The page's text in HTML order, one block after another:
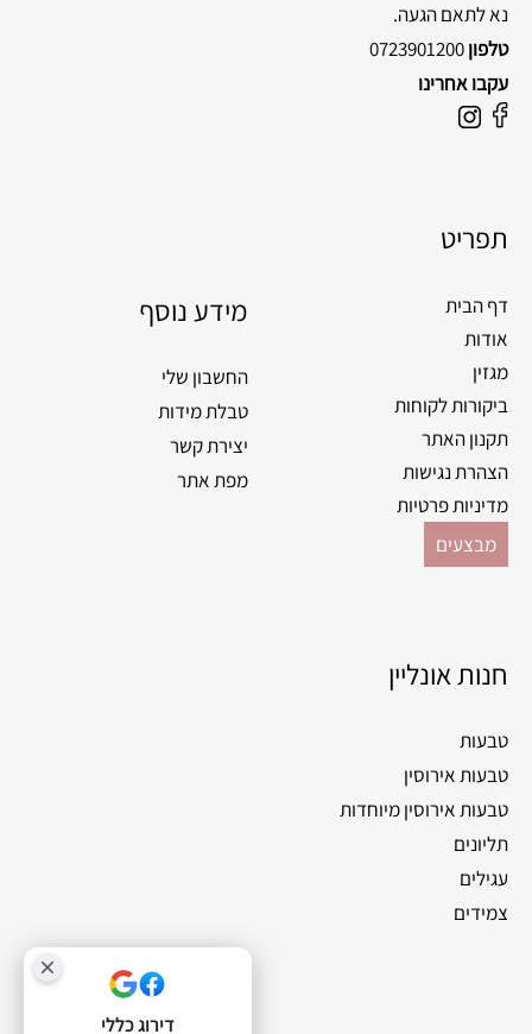
נא לתאם הגעה.
טלפון0723901200
עקבו אחרינו
F
b
o
k
I
a
r
a
m
תפריט
דף הבית
אודות
מגזין
ביקורות לקוחות
תקנון האתר
הצהרת נגישות
מדיניות פרטיות
מבצעים
מידע נוסף
החשבון שלי
טבלת מידות
יצירת קשר
מפת אתר
חנות אונליין
טבעות
טבעות אירוסין
טבעות אירוסין מיוחדות
תליונים
עגילים
צמידים
דירוג כללי